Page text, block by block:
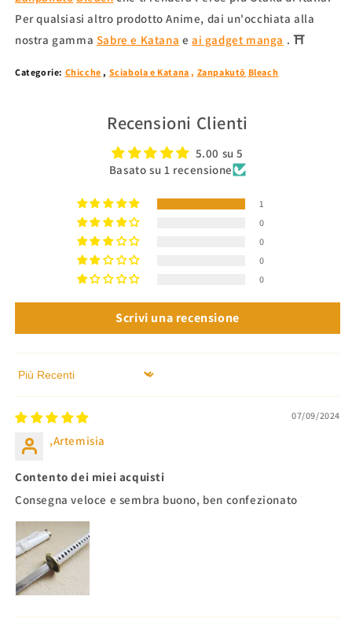
Per qualsiasi altro prodotto Anime, dai un'occhiata alla
nostra gamma Sabre e Katana eai gadget manga . ⛩
Categorie: Chicche , Sciabola e Katana , Zanpakutō Bleach
Recensioni Clienti
5.00 su 5
Basato su 1 recensione
1
0
0
0
0
Scrivi una recensione
Sort by
07/09/2024
,Artemisia
Contento dei miei acquisti
Consegna veloce e sembra buono, ben confezionato